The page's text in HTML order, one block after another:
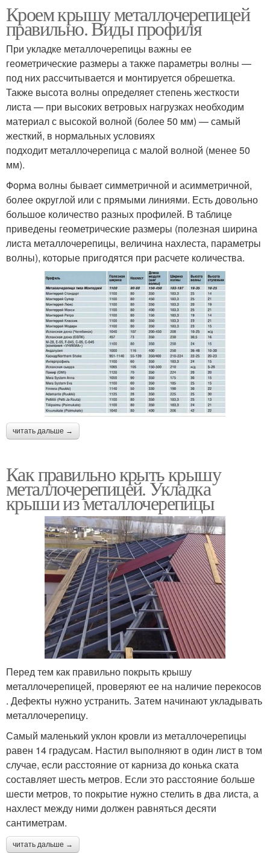
Кроем крышу металлочерепицей
правильно. Виды профиля
При укладке металлочерепицы важны ее
геометрические размеры а также параметры волны —
под них рассчитывается и монтируется обрешетка.
Также высота волны определяет степень жесткости
листа — при высоких ветровых нагрузках необходим
материал с высокой волной (более 50 мм) — самый
жесткий, в нормальных условиях
подходит металлочерепица с малой волной (менее 50
мм).
Форма волны бывает симметричной и асимметричной,
более округлой или с прямыми линиями. Есть довольно
большое количество разных профилей. В таблице
приведены геометрические размеры (полезная ширина
листа металлочерепицы, величина нахлеста, параметры
волны), которые пригодятся при расчете количества.
читать дальше →
Как правильно крыть крышу
металлочерепицей. Укладка
крыши из металлочерепицы
Перед тем как правильно покрыть крышу
металлочерепицей, проверяют ее на наличие перекосов
. Дефекты нужно устранить. Затем начинают укладывать
металлочерепицу.
Самый маленький уклон кровли из металлочерепицы
равен 14 градусам. Настил выполняют в один лист в том
случае, если расстояние от карниза до конька ската
составляет шесть метров. Если это расстояние больше
шести метров, то покрытие нужно стелить в два листа, а
нахлест между ними должен равняться десяти
сантиметрам.
читать дальше →